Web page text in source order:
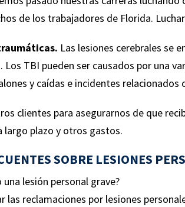
de los trabajadores de Florida.
Las lesiones cerebrales se
Los TBI pueden ser causados ​​por una
y caídas e incidentes relacionados
clientes para asegurarnos de que
largo plazo y otros gastos.
SOBRE LESIONES
lesión personal grave?
las reclamaciones por lesiones